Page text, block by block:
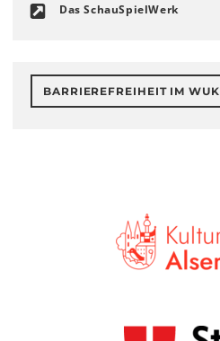
Das SchauSpielWerk
BARRIEREFREIHEIT IM WUK